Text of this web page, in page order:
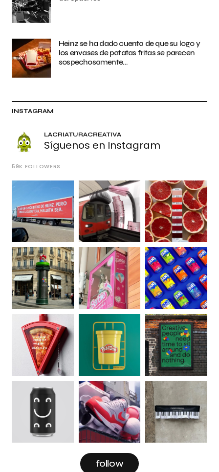
Heinz se ha dado cuenta de que su logo y
los envases de patatas fritas se parecen
sospechosamente…
INSTAGRAM
LACRIATURACREATIVA
Síguenos en Instagram
59K FOLLOWERS
follow